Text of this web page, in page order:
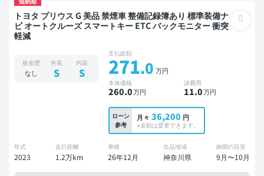
トヨタ プリウス G 美品 禁煙車 整備記録簿あり 標準装備ナ
ビ オートクルーズ スマートキー ETC バックモニター 衝突
軽減
板金歴
なし
外装
S
内装
S
支払総額
271.0 万円
本体価格
260.0万円
諸費用
11.0万円
ローン
参考
月々 36,200 円
※金額は変更できます。
年式
2023
走行距離
1.2万km
車検
26年12月
出品地域
神奈川県
納期の目安
9月〜10月